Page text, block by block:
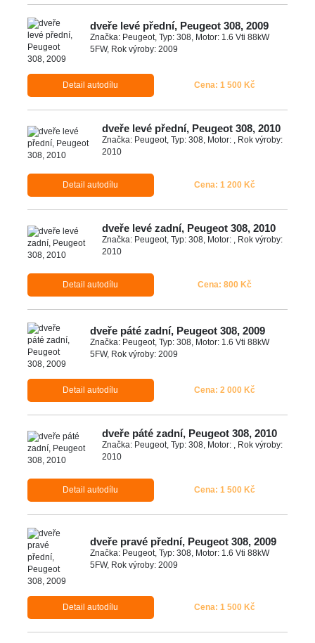
dveře levé přední, Peugeot 308, 2009
Značka: Peugeot, Typ: 308, Motor: 1.6 Vti 88kW
5FW, Rok výroby: 2009
Detail autodílu Cena: 1 500 Kč
dveře levé přední, Peugeot 308, 2010
Značka: Peugeot, Typ: 308, Motor: , Rok výroby:
2010
Detail autodílu Cena: 1 200 Kč
dveře levé zadní, Peugeot 308, 2010
Značka: Peugeot, Typ: 308, Motor: , Rok výroby:
2010
Detail autodílu Cena: 800 Kč
dveře páté zadní, Peugeot 308, 2009
Značka: Peugeot, Typ: 308, Motor: 1.6 Vti 88kW
5FW, Rok výroby: 2009
Detail autodílu Cena: 2 000 Kč
dveře páté zadní, Peugeot 308, 2010
Značka: Peugeot, Typ: 308, Motor: , Rok výroby:
2010
Detail autodílu Cena: 1 500 Kč
dveře pravé přední, Peugeot 308, 2009
Značka: Peugeot, Typ: 308, Motor: 1.6 Vti 88kW
5FW, Rok výroby: 2009
Detail autodílu Cena: 1 500 Kč